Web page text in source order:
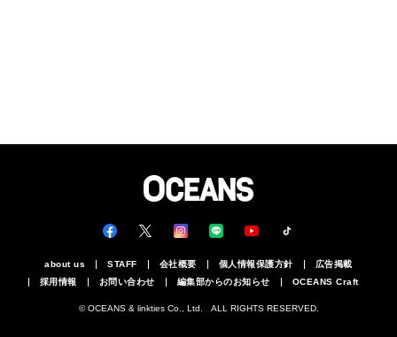
about us STAFF 会社概要 個人情報保護方針
広告掲載
採用情報
お問い合わせ 編集部からのお知らせ OCEANS Craft
© OCEANS & linkties Co., Ltd. ALL RIGHTS RESERVED.